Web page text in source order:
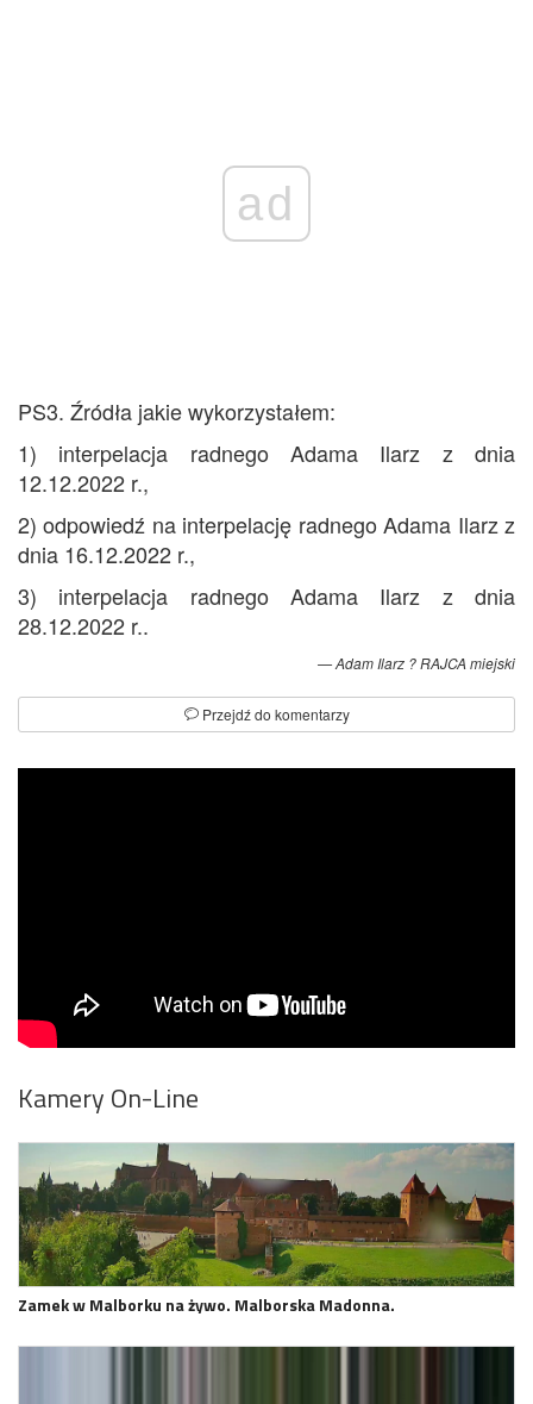
ad
PS3. Źródła jakie wykorzystałem:
1) interpelacja radnego Adama Ilarz z dnia
12.12.2022 r.,
2) odpowiedź na interpelację radnego Adama Ilarz z
dnia 16.12.2022 r.,
3) interpelacja radnego Adama Ilarz z dnia
28.12.2022 r..
Adam Ilarz ? RAJCA miejski
Przejdź do komentarzy
Kamery On-Line
Zamek w Malborku na żywo. Malborska Madonna.